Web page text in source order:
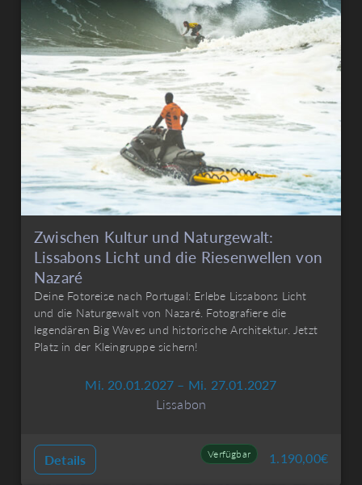
Zwischen Kultur und Naturgewalt:
Lissabons Licht und die Riesenwellen von
Nazaré
Deine Fotoreise nach Portugal: Erlebe Lissabons Licht
und die Naturgewalt von Nazaré. Fotografiere die
legendären Big Waves und historische Architektur. Jetzt
Platz in der Kleingruppe sichern!
Mi. 20.01.2027 – Mi. 27.01.2027
Lissabon
Details Verfügbar 1.190,00€